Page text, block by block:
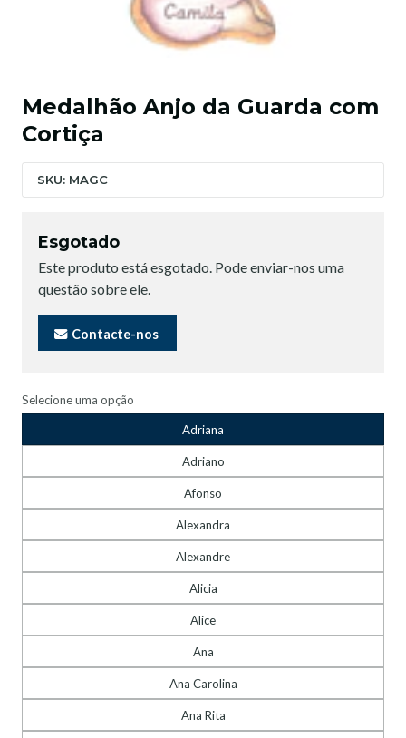
Medalhão Anjo da Guarda com
Cortiça
SKU: MAGC
Esgotado
Este produto está esgotado. Pode enviar-nos uma
questão sobre ele.
Contacte-nos
Selecione uma opção
Adriana
Adriano
Afonso
Alexandra
Alexandre
Alicia
Alice
Ana
Ana Carolina
Ana Rita